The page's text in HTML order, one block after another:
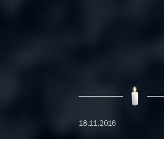
18.11.2016